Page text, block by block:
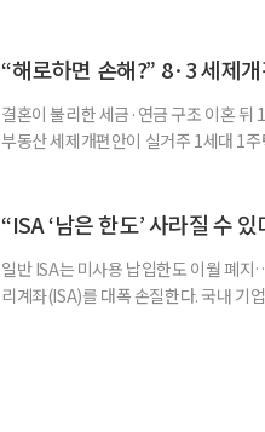
책본부(중대본) 2단계(심각)가 발령된
“해로하면 손해?” 8·3 세제
결혼이 불리한 세금·연금 구조 이혼 뒤
부동산 세제개편안이 실거주 1세대 1
부가 각자 집 한 채씩을 보유하면 한 세
“ISA ‘남은 한도’ 사라질 수
일반 ISA는 미사용 납입한도 이월 폐
리계좌(ISA)를 대폭 손질한다. 국내 기